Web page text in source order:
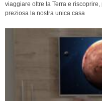
viaggiare oltre la Terra e
preziosa la nostra unica casa